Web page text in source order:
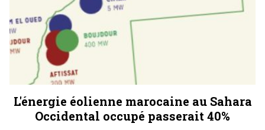
L'énergie éolienne marocaine au Sahara
Occidental occupé passerait 40%